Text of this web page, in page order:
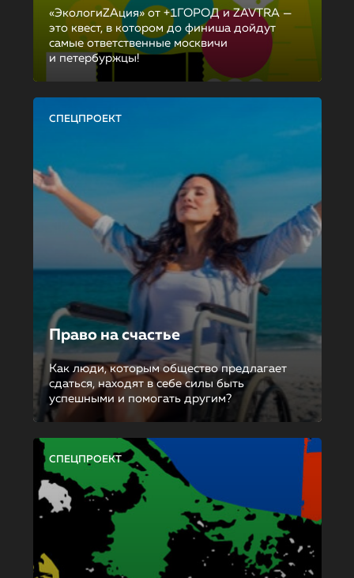
«ЭкологиZAция» от +1ГОРОД и ZAVTRA —
это квест, в котором до финиша дойдут
самые ответственные москвичи
и петербуржцы!
СПЕЦПРОЕКТ
Право на счастье
Как люди, которым общество предлагает
сдаться, находят в себе силы быть
успешными и помогать другим?
СПЕЦПРОЕКТ